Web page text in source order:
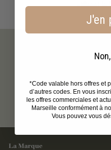
Livraison
offerte dès
39€
La Marque
J'en
*Code valable hors offres et
d’autres codes. En vous
les offres commerciales et
Marseille conformément à
Vous pouvez vous